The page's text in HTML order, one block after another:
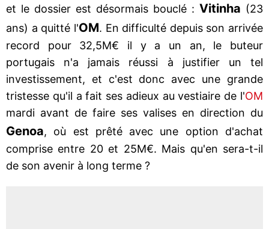
et le dossier est désormais bouclé : Vitinha (23
ans) a quitté l'OM. En difficulté depuis son arrivée
record pour 32,5M€ il y a un an, le buteur
portugais n'a jamais réussi à justifier un tel
investissement, et c'est donc avec une grande
tristesse qu'il a fait ses adieux au vestiaire de l'OM
mardi avant de faire ses valises en direction du
Genoa, où est prêté avec une option d'achat
comprise entre 20 et 25M€. Mais qu'en sera-t-il
de son avenir à long terme ?